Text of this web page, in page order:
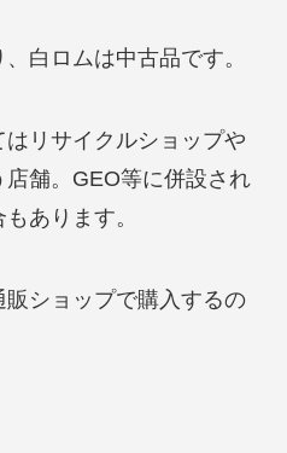
白ロムは中古品です。
リサイクルショップや
舗。GEO等に併設され
あります。
ショップで購入するの